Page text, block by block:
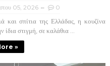
05, 2026 0
και σπίτια της Ελλάδας, η κουζίνα
στιγμή, σε καλάθια ...
»